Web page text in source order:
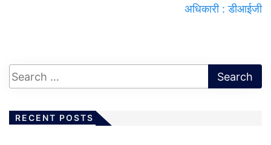
अधिकारी : डीआईजी
RECENT POSTS